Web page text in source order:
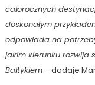
całorocznych
doskonałym
odpowiada na
jakim kierunku rozwija
Bałtykiem– dodaje